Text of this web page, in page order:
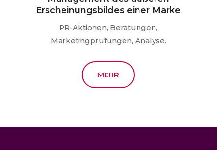
Erscheinungsbildes einer Marke
PR-Aktionen, Beratungen,
Marketingprüfungen, Analyse.
MEHR